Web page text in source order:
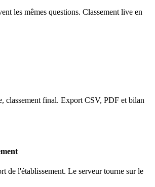
les mêmes questions. Classement live en
classement final. Export CSV, PDF et bilan
de l'établissement. Le serveur tourne sur le